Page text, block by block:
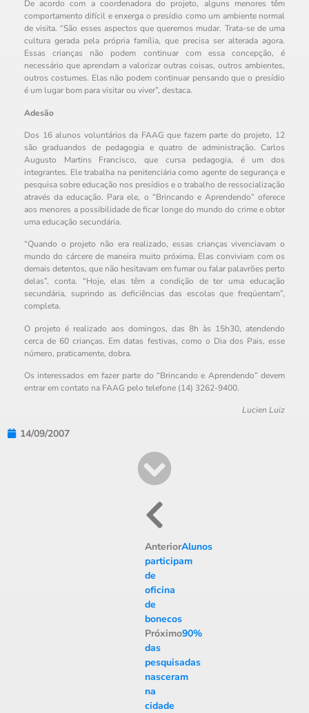
De acordo com a coordenadora do projeto, alguns menores têm
comportamento difícil e enxerga o presídio como um ambiente normal
de visita. “São esses aspectos que queremos mudar. Trata-se de uma
cultura gerada pela própria família, que precisa ser alterada agora.
Essas crianças não podem continuar com essa concepção, é
necessário que aprendam a valorizar outras coisas, outros ambientes,
outros costumes. Elas não podem continuar pensando que o presídio
é um lugar bom para visitar ou viver”, destaca.
Adesão
Dos 16 alunos voluntários da FAAG que fazem parte do projeto, 12
são graduandos de pedagogia e quatro de administração. Carlos
Augusto Martins Francisco, que cursa pedagogia, é um dos
integrantes. Ele trabalha na penitenciária como agente de segurança e
pesquisa sobre educação nos presídios e o trabalho de ressocialização
através da educação. Para ele, o “Brincando e Aprendendo” oferece
aos menores a possibilidade de ficar longe do mundo do crime e obter
uma educação secundária.
“Quando o projeto não era realizado, essas crianças vivenciavam o
mundo do cárcere de maneira muito próxima. Elas conviviam com os
demais detentos, que não hesitavam em fumar ou falar palavrões perto
delas”, conta. “Hoje, elas têm a condição de ter uma educação
secundária, suprindo as deficiências das escolas que freqüentam”,
completa.
O projeto é realizado aos domingos, das 8h às 15h30, atendendo
cerca de 60 crianças. Em datas festivas, como o Dia dos Pais, esse
número, praticamente, dobra.
Os interessados em fazer parte do “Brincando e Aprendendo” devem
entrar em contato na FAAG pelo telefone (14) 3262-9400.
Lucien Luiz
14/09/2007
AnteriorAlunos
participam
de
oficina
de
bonecos
Próximo90%
das
pesquisadas
nasceram
na
cidade